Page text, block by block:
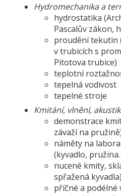
Hydromechanika a
hydrostatika
Pascalův zákon,
proudění tekutin
v trubicích s
Pitotova trubice)
teplotní
tepelná vodivost
tepelné stroje
Kmitání, vlnění,
demonstrace
závaží na
náměty na
(kyvadlo,
nucené kmity,
spřažená kyvadla)
příčné a podélné